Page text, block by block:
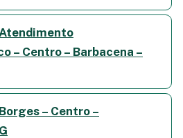
– Centro – Barbacena –
– Centro –